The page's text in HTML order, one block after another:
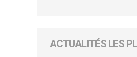
ACTUALITÉS LES